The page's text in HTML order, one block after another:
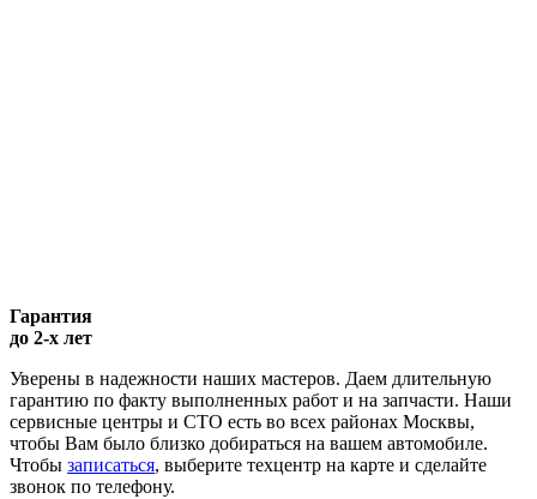
Гарантия
до 2-х лет
Уверены в надежности наших мастеров. Даем длительную
гарантию по факту выполненных работ и на запчасти. Наши
сервисные центры и СТО есть во всех районах Москвы,
чтобы Вам было близко добираться на вашем автомобиле.
Чтобы записаться, выберите техцентр на карте и сделайте
звонок по телефону.